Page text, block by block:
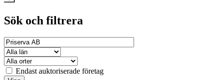
Sök och filtrera
Endast auktoriserade företag